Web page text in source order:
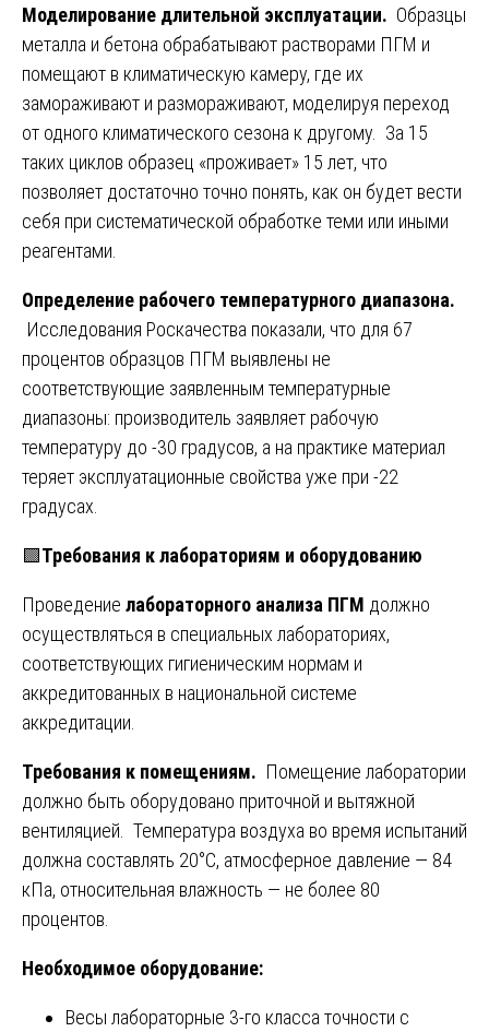
Моделирование длительной эксплуатации. Образцы
металла и бетона обрабатывают растворами ПГМ и
помещают в климатическую камеру, где их
замораживают и размораживают, моделируя переход
от одного климатического сезона к другому. За 15
таких циклов образец «проживает» 15 лет, что
позволяет достаточно точно понять, как он будет вести
себя при систематической обработке теми или иными
реагентами.
Определение рабочего температурного диапазона.
Исследования Роскачества показали, что для 67
процентов образцов ПГМ выявлены не
соответствующие заявленным температурные
диапазоны: производитель заявляет рабочую
температуру до -30 градусов, а на практике материал
теряет эксплуатационные свойства уже при -22
градусах.
🟩Требования к лабораториям и оборудованию
Проведение лабораторного анализа ПГМ должно
осуществляться в специальных лабораториях,
соответствующих гигиеническим нормам и
аккредитованных в национальной системе
аккредитации.
Требования к помещениям. Помещение лаборатории
должно быть оборудовано приточной и вытяжной
вентиляцией. Температура воздуха во время испытаний
должна составлять 20°С, атмосферное давление — 84
кПа, относительная влажность — не более 80
процентов.
Необходимое оборудование:
Весы лабораторные 3-го класса точности с